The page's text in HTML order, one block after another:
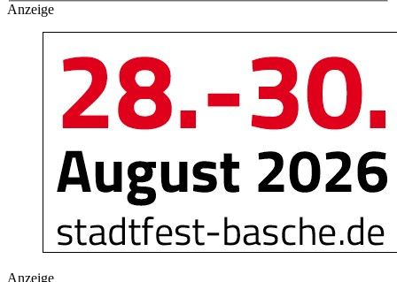
Anzeige
Anzeige